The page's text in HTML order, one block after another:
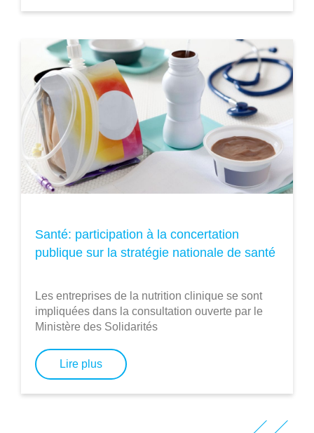
Santé: participation à la concertation
publique sur la stratégie nationale de santé
Les entreprises de la nutrition clinique se sont
impliquées dans la consultation ouverte par le
Ministère des Solidarités
Lire plus